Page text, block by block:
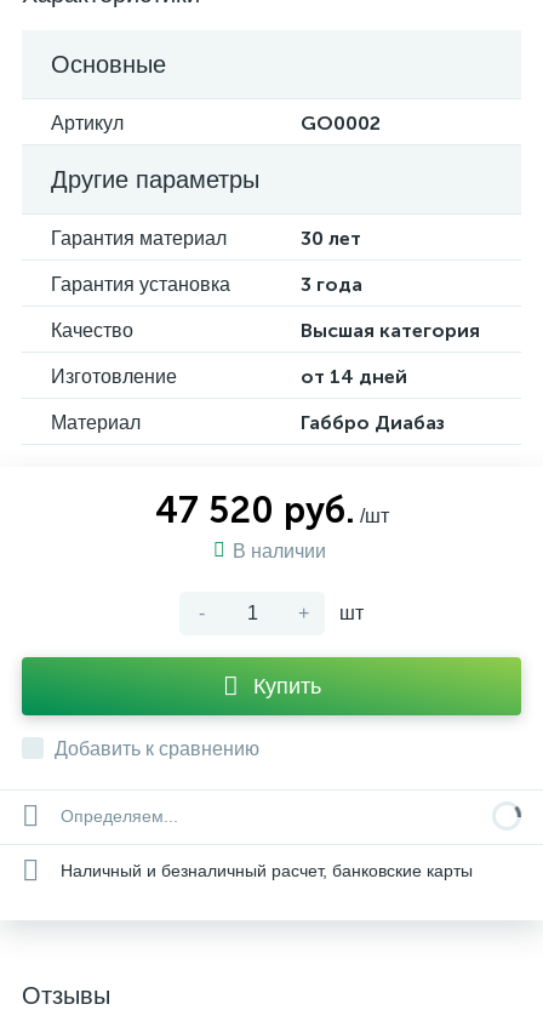
Основные
Артикул GO0002
Другие параметры
Гарантия материал 30 лет
Гарантия установка 3 года
Качество Высшая категория
Изготовление от 14 дней
Материал Габбро Диабаз
47 520 руб. /шт
В наличии
- + шт
Купить
Добавить к сравнению
Определяем...
Наличный и безналичный расчет, банковские карты
Отзывы